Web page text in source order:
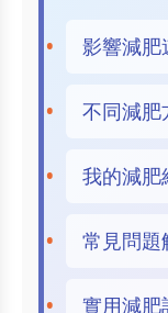
影響減肥
不同減肥
我的減肥
常見問題
實用減肥